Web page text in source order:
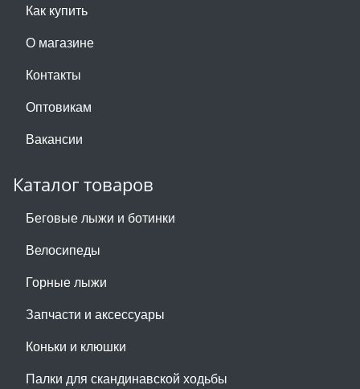
Как купить
О магазине
Контакты
Оптовикам
Вакансии
Каталог товаров
Беговые лыжи и ботинки
Велосипеды
Горные лыжи
Запчасти и аксессуары
Коньки и клюшки
Палки для скандинавской ходьбы